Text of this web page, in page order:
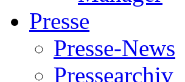
Presse
Presse-News
Pressearchiv